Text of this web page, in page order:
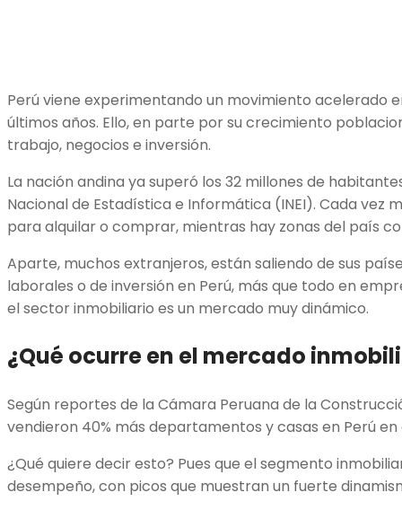
Perú viene experimentando un movimiento acelerado
últimos años. Ello, en parte por su crecimiento
trabajo, negocios e inversión.
La nación andina ya superó los 32 millones de
Nacional de Estadística e Informática (INEI). Cada vez
para alquilar o comprar, mientras hay zonas del país
Aparte, muchos extranjeros, están saliendo de sus
laborales o de inversión en Perú, más que todo en
el sector inmobiliario es un mercado muy dinámico.
¿Qué ocurre en el mercado
Según reportes de la Cámara Peruana de la
vendieron 40% más departamentos y casas en Perú
¿Qué quiere decir esto? Pues que el segmento
desempeño, con picos que muestran un fuerte